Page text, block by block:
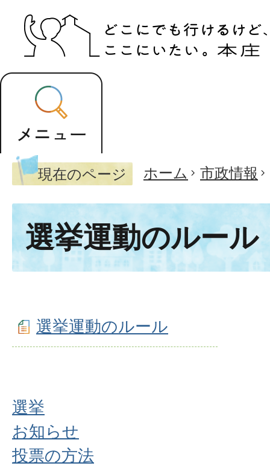
現在のページ ホーム 市政情報
選挙運動のルール
選挙運動のルール
選挙
お知らせ
投票の方法